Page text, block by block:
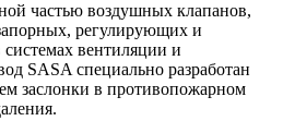
частью воздушных клапанов,
регулирующих и
вентиляции и
SASA специально разработан
заслонки в противопожарном